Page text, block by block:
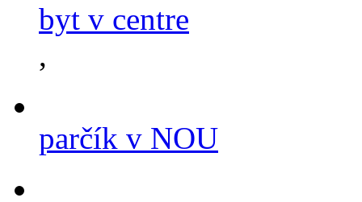
byt v centre
,
parčík v NOU